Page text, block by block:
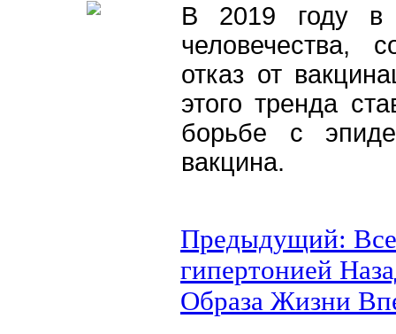
В 2019 году в
человечества,
отказ от
этого тренда
борьбе с
вакцина.
Предыдущий:
гипертонией
Образа Жизни